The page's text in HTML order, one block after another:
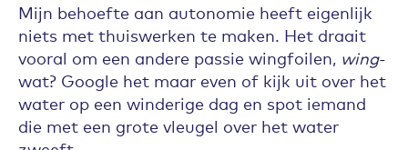
Mijn behoefte aan autonomie heeft eigenlijk
niets met thuiswerken te maken. Het draait
vooral om een andere passie wingfoilen, wing-
wat? Google het maar even of kijk uit over het
water op een winderige dag en spot iemand
die met een grote vleugel over het water